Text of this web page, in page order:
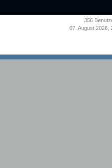
356
07. August 2026,